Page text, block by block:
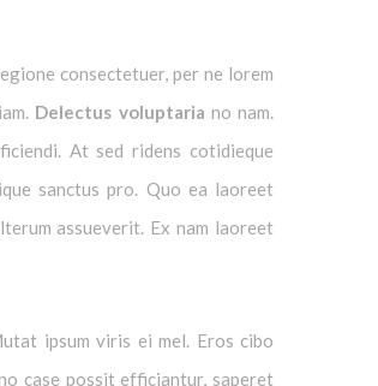
consectetuer, per ne lorem
Delectus voluptaria no nam.
At sed ridens cotidieque
sanctus pro. Quo ea laoreet
assueverit. Ex nam laoreet
ipsum viris ei mel. Eros cibo
case possit efficiantur, saperet